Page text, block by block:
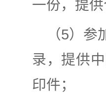
一份，提供
（5）
录，提供
印件；